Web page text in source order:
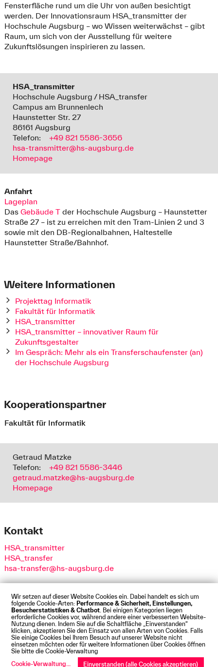
Wir setzen auf dieser Website Cookies ein. Dabei handelt es sich um
folgende Cookie-Arten: Performance & Sicherheit, Einstellungen,
Besucherstatistiken & Chatbot . Bei einigen Kategorien liegen
erforderliche Cookies vor, während andere einer verbesserten Website-
Nutzung dienen. Indem Sie auf die Schaltfläche „Einverstanden“
klicken, akzeptieren Sie den Einsatz von allen Arten von Cookies. Falls
Sie einige Cookies bei Ihrem Besuch auf unserer Website nicht
einsetzen möchten oder für weitere Informationen über Cookies öffnen
Sie bitte die Cookie-Verwaltung
Cookie-Verwaltung
Einverstanden (alle Cookies akzeptieren)
Fensterfläche rund um die Uhr von außen besichtigt
werden. Der Innovationsraum HSA_transmitter der
Hochschule Augsburg – wo Wissen weiterwächst – gibt
Raum, um sich von der Ausstellung für weitere
Zukunftslösungen inspirieren zu lassen.
HSA_transmitter
Hochschule Augsburg / HSA_transfer
Campus am Brunnenlech
Haunstetter Str. 27
86161 Augsburg
Telefon:
+49 821 5586-3656
hsa-transmitter@hs-augsburg.de
Homepage
Anfahrt
Lageplan
Das Gebäude T der Hochschule Augsburg – Haunstetter
Straße 27 – ist zu erreichen mit den Tram-Linien 2 und 3
sowie mit den DB-Regionalbahnen, Haltestelle
Haunstetter Straße/Bahnhof.
Weitere Informationen
Projekttag Informatik
Fakultät für Informatik
HSA_transmitter
HSA_transmitter – innovativer Raum für
Zukunftsgestalter
Im Gespräch: Mehr als ein Transferschaufenster (an)
der Hochschule Augsburg
Kooperationspartner
Fakultät für Informatik
Getraud Matzke
Telefon:
+49 821 5586-3446
getraud.matzke@hs-augsburg.de
Homepage
Kontakt
HSA_transmitter
HSA_transfer
hsa-transfer@hs-augsburg.de
Impressum Datenschutz Cookies
Barrierefreiheit
Kontakt Presse Anfahrt Intranet Webmail
© Technische Hochschule Augsburg